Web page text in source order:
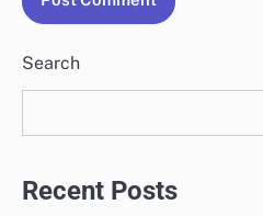
Search
Recent Posts